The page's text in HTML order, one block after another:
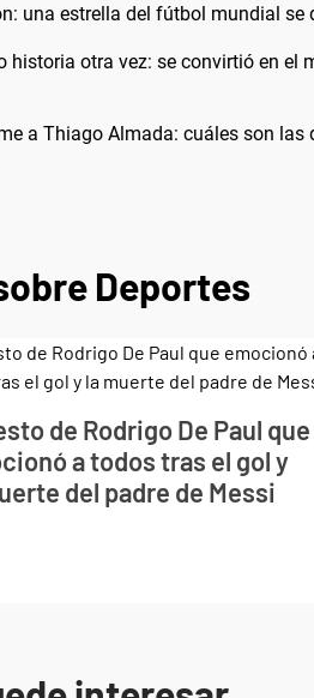
una estrella del fútbol mundial se
historia otra vez: se convirtió en el
a Thiago Almada: cuáles son
Deportes
de Rodrigo De Paul que
a todos tras el gol y
del padre de Messi